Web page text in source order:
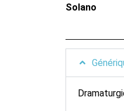
Solano